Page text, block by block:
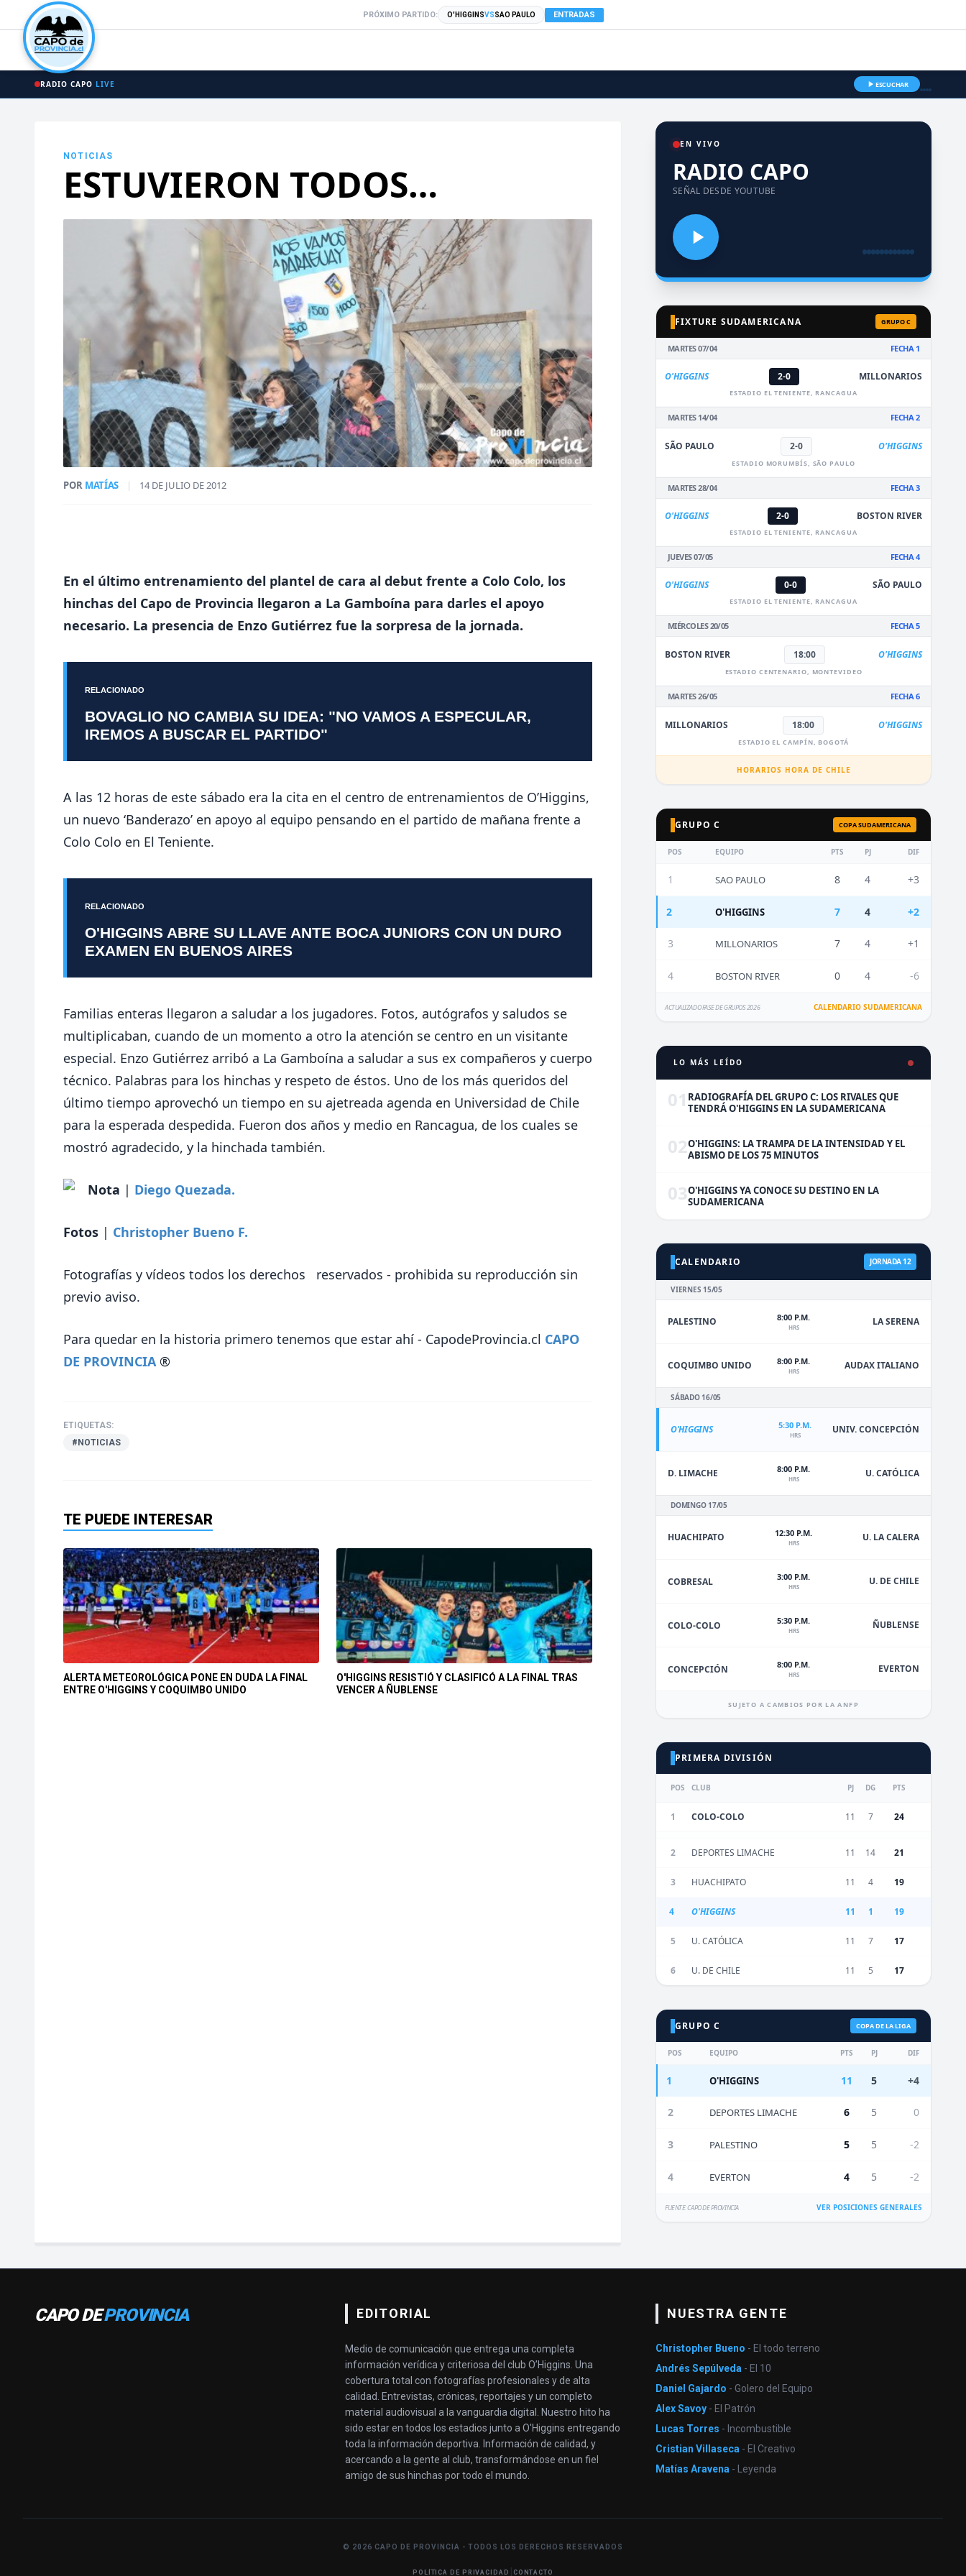
PRÓXIMO PARTIDO: O'HIGGINSVSSAO PAULO ENTRADAS
RADIO CAPO LIVE ESCUCHAR
NOTICIAS
ESTUVIERON TODOS…
POR MATÍAS | 14 DE JULIO DE 2012
En el último entrenamiento del plantel de cara al debut frente a Colo Colo, los
hinchas del Capo de Provincia llegaron a La Gamboína para darles el apoyo
necesario. La presencia de Enzo Gutiérrez fue la sorpresa de la jornada.
RELACIONADO
BOVAGLIO NO CAMBIA SU IDEA: "NO VAMOS A ESPECULAR,
IREMOS A BUSCAR EL PARTIDO"
A las 12 horas de este sábado era la cita en el centro de entrenamientos de O’Higgins,
un nuevo ‘Banderazo’ en apoyo al equipo pensando en el partido de mañana frente a
Colo Colo en El Teniente.
RELACIONADO
O'HIGGINS ABRE SU LLAVE ANTE BOCA JUNIORS CON UN DURO
EXAMEN EN BUENOS AIRES
Familias enteras llegaron a saludar a los jugadores. Fotos, autógrafos y saludos se
multiplicaban, cuando de un momento a otro la atención se centro en un visitante
especial. Enzo Gutiérrez arribó a La Gamboína a saludar a sus ex compañeros y cuerpo
técnico. Palabras para los hinchas y respeto de éstos. Uno de los más queridos del
último tiempo aprovechó un tiempo en su ajetreada agenda en Universidad de Chile
para la esperada despedida. Fueron dos años y medio en Rancagua, de los cuales se
mostró agradecido, y la hinchada también.
Nota | Diego Quezada.
Fotos | Christopher Bueno F.
Fotografías y vídeos todos los derechos reservados - prohibida su reproducción sin
previo aviso.
Para quedar en la historia primero tenemos que estar ahí - CapodeProvincia.cl CAPO
DE PROVINCIA®
ETIQUETAS:
#NOTICIAS
TE PUEDE INTERESAR
ALERTA METEOROLÓGICA PONE EN DUDA LA FINAL
ENTRE O'HIGGINS Y COQUIMBO UNIDO
O'HIGGINS RESISTIÓ Y CLASIFICÓ A LA FINAL TRAS
VENCER A ÑUBLENSE
EN VIVO
RADIO CAPO
SEÑAL DESDE YOUTUBE
FIXTURE SUDAMERICANA GRUPO C
MARTES 07/04 FECHA 1
O'HIGGINS 2-0 MILLONARIOS
ESTADIO EL TENIENTE, RANCAGUA
MARTES 14/04 FECHA 2
SÃO PAULO 2-0 O'HIGGINS
ESTADIO MORUMBÍS, SÃO PAULO
MARTES 28/04 FECHA 3
O'HIGGINS 2-0 BOSTON RIVER
ESTADIO EL TENIENTE, RANCAGUA
JUEVES 07/05 FECHA 4
O'HIGGINS 0-0 SÃO PAULO
ESTADIO EL TENIENTE, RANCAGUA
MIÉRCOLES 20/05 FECHA 5
BOSTON RIVER 18:00 O'HIGGINS
ESTADIO CENTENARIO, MONTEVIDEO
MARTES 26/05 FECHA 6
MILLONARIOS 18:00 O'HIGGINS
ESTADIO EL CAMPÍN, BOGOTÁ
HORARIOS HORA DE CHILE
GRUPO C COPA SUDAMERICANA
POS EQUIPO PTS PJ DIF
1 SAO PAULO 8 4 +3
2 O'HIGGINS 7 4 +2
3 MILLONARIOS 7 4 +1
4 BOSTON RIVER 0 4 -6
ACTUALIZADO FASE DE GRUPOS 2026 CALENDARIO SUDAMERICANA
LO MÁS LEÍDO
01 RADIOGRAFÍA DEL GRUPO C: LOS RIVALES QUE
TENDRÁ O'HIGGINS EN LA SUDAMERICANA
02O'HIGGINS: LA TRAMPA DE LA INTENSIDAD Y EL
ABISMO DE LOS 75 MINUTOS
03O'HIGGINS YA CONOCE SU DESTINO EN LA
SUDAMERICANA
CALENDARIO JORNADA 12
VIERNES 15/05
PALESTINO 8:00 P.M.
HRS LA SERENA
COQUIMBO UNIDO 8:00 P.M.
HRS AUDAX ITALIANO
SÁBADO 16/05
O'HIGGINS 5:30 P.M.
HRS UNIV. CONCEPCIÓN
D. LIMACHE 8:00 P.M.
HRS U. CATÓLICA
DOMINGO 17/05
HUACHIPATO 12:30 P.M.
HRS U. LA CALERA
COBRESAL 3:00 P.M.
HRS U. DE CHILE
COLO-COLO 5:30 P.M.
HRS ÑUBLENSE
CONCEPCIÓN 8:00 P.M.
HRS EVERTON
SUJETO A CAMBIOS POR LA ANFP
PRIMERA DIVISIÓN
POS CLUB PJ DG PTS
1 COLO-COLO 11 7 24
2 DEPORTES LIMACHE 11 14 21
3 HUACHIPATO 11 4 19
4 O'HIGGINS 11 1 19
5 U. CATÓLICA 11 7 17
6 U. DE CHILE 11 5 17
GRUPO C COPA DE LA LIGA
POS EQUIPO PTS PJ DIF
1 O'HIGGINS 11 5 +4
2 DEPORTES LIMACHE 6 5 0
3 PALESTINO 5 5 -2
4 EVERTON 4 5 -2
FUENTE: CAPO DE PROVINCIA VER POSICIONES GENERALES
CAPO DEPROVINCIA EDITORIAL
Medio de comunicación que entrega una completa
información verídica y criteriosa del club O’Higgins. Una
cobertura total con fotografías profesionales y de alta
calidad. Entrevistas, crónicas, reportajes y un completo
material audiovisual a la vanguardia digital. Nuestro hito ha
sido estar en todos los estadios junto a O'Higgins entregando
toda la información deportiva. Información de calidad, y
acercando a la gente al club, transformándose en un fiel
amigo de sus hinchas por todo el mundo.
NUESTRA GENTE
Christopher Bueno - El todo terreno
Andrés Sepúlveda - El 10
Daniel Gajardo - Golero del Equipo
Alex Savoy - El Patrón
Lucas Torres - Incombustible
Cristian Villaseca - El Creativo
Matías Aravena - Leyenda
© 2026 CAPO DE PROVINCIA - TODOS LOS DERECHOS RESERVADOS
POLÍTICA DE PRIVACIDAD | CONTACTO